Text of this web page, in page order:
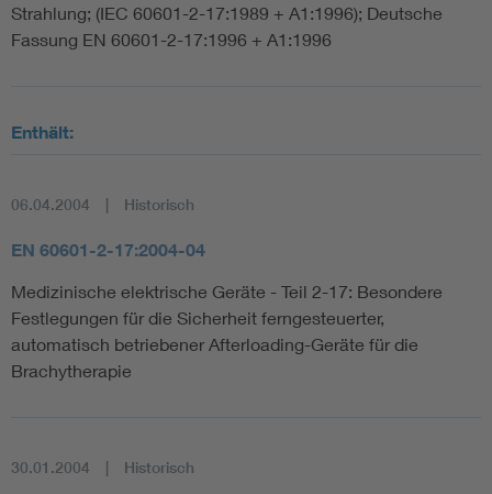
Strahlung; (IEC 60601-2-17:1989 + A1:1996); Deutsche
Fassung EN 60601-2-17:1996 + A1:1996
Enthält:
06.04.2004 Historisch
EN 60601-2-17:2004-04
Medizinische elektrische Geräte - Teil 2-17: Besondere
Festlegungen für die Sicherheit ferngesteuerter,
automatisch betriebener Afterloading-Geräte für die
Brachytherapie
30.01.2004 Historisch